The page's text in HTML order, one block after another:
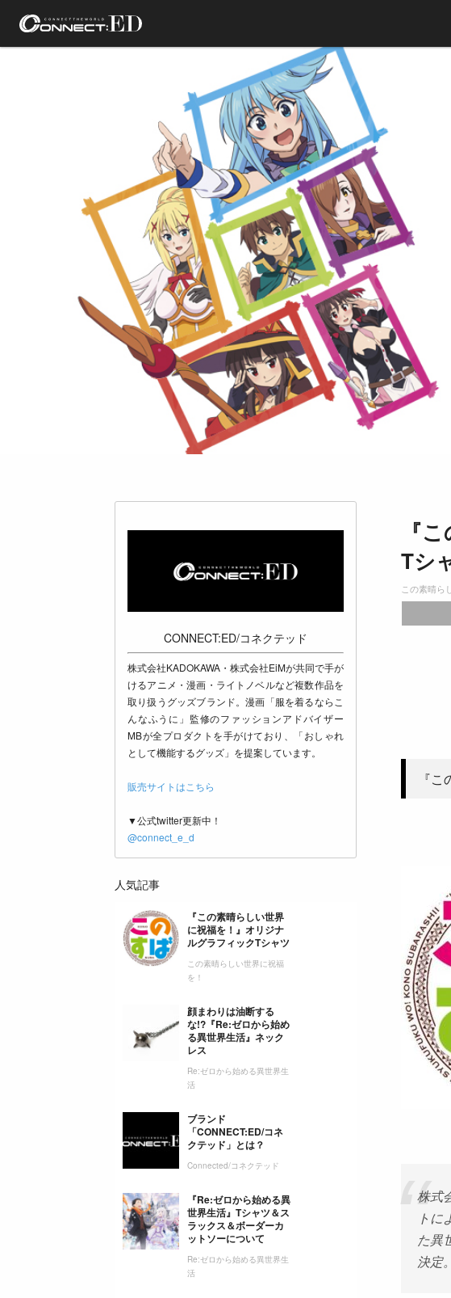
『
Tシ
この素晴ら
『
株式
ト
た異
決定
CONNECT:ED/コネクテッド
株式会社KADOKAWA・株式会社EiMが共同で手が
けるアニメ・漫画・ライトノベルなど複数作品を
取り扱うグッズブランド。漫画「服を着るならこ
んなふうに」監修のファッションアドバイザー
MBが全プロダクトを手がけており、「おしゃれ
として機能するグッズ」を提案しています。
販売サイトはこちら
▼公式twitter更新中！
@connect_e_d
人気記事
『この素晴らしい世界
に祝福を！』オリジナ
ルグラフィックTシャツ
この素晴らしい世界に祝福
を！
顔まわりは油断する
な!?『Re:ゼロから始め
る異世界生活』ネック
レス
Re:ゼロから始める異世界生
活
ブランド
「CONNECT:ED/コネ
クテッド」とは？
Connected/コネクテッド
『Re:ゼロから始める異
世界生活』Tシャツ＆ス
ラックス＆ボーダーカ
ットソーについて
Re:ゼロから始める異世界生
活